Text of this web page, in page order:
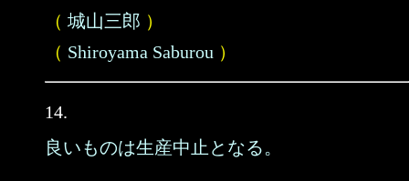
（ 城山三郎 ）
（ Shiroyama Saburou ）
14.
良いものは生産中止となる。